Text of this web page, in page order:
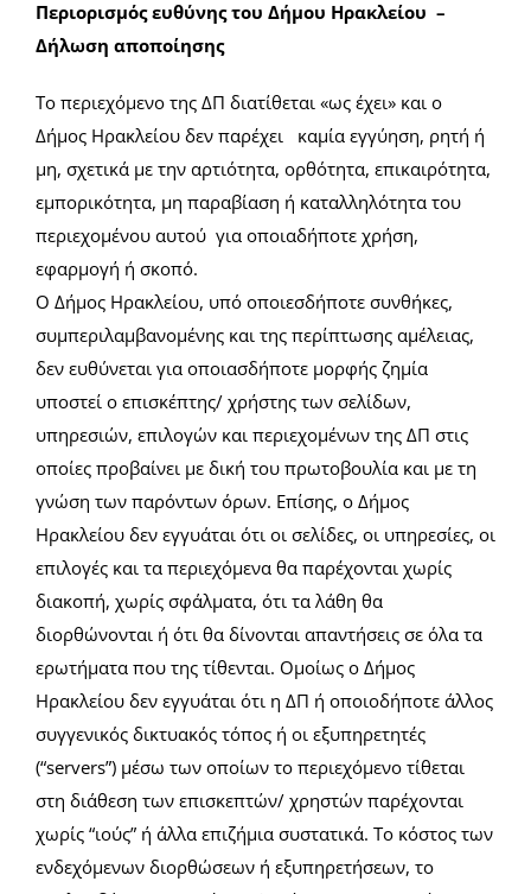
Περιορισμός ευθύνης του Δήμου Ηρακλείου –
Δήλωση αποποίησης
Το περιεχόμενο της ΔΠ διατίθεται «ως έχει» και ο
Δήμος Ηρακλείου δεν παρέχει καμία εγγύηση, ρητή ή
μη, σχετικά με την αρτιότητα, ορθότητα, επικαιρότητα,
εμπορικότητα, μη παραβίαση ή καταλληλότητα του
περιεχομένου αυτού για οποιαδήποτε χρήση,
εφαρμογή ή σκοπό.
Ο Δήμος Ηρακλείου, υπό οποιεσδήποτε συνθήκες,
συμπεριλαμβανομένης και της περίπτωσης αμέλειας,
δεν ευθύνεται για οποιασδήποτε μορφής ζημία
υποστεί ο επισκέπτης/ χρήστης των σελίδων,
υπηρεσιών, επιλογών και περιεχομένων της ΔΠ στις
οποίες προβαίνει με δική του πρωτοβουλία και με τη
γνώση των παρόντων όρων. Επίσης, ο Δήμος
Ηρακλείου δεν εγγυάται ότι οι σελίδες, οι υπηρεσίες, οι
επιλογές και τα περιεχόμενα θα παρέχονται χωρίς
διακοπή, χωρίς σφάλματα, ότι τα λάθη θα
διορθώνονται ή ότι θα δίνονται απαντήσεις σε όλα τα
ερωτήματα που της τίθενται. Ομοίως ο Δήμος
Ηρακλείου δεν εγγυάται ότι η ΔΠ ή οποιοδήποτε άλλος
συγγενικός δικτυακός τόπος ή οι εξυπηρετητές
(“servers”) μέσω των οποίων το περιεχόμενο τίθεται
στη διάθεση των επισκεπτών/ χρηστών παρέχονται
χωρίς “ιούς” ή άλλα επιζήμια συστατικά. Το κόστος των
ενδεχόμενων διορθώσεων ή εξυπηρετήσεων, το